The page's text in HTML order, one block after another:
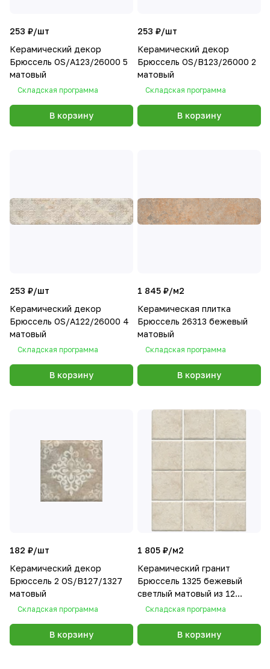
253 ₽/шт
Керамический декор
Брюссель OS/A123/26000 5
матовый
Складская программа
В корзину
253 ₽/шт
Керамический декор
Брюссель OS/B123/26000 2
матовый
Складская программа
В корзину
253 ₽/шт
Керамический декор
Брюссель OS/A122/26000 4
матовый
Складская программа
В корзину
1 845 ₽/м2
Керамическая плитка
Брюссель 26313 бежевый
матовый
Складская программа
В корзину
182 ₽/шт
Керамический декор
Брюссель 2 OS/B127/1327
матовый
Складская программа
В корзину
1 805 ₽/м2
Керамический гранит
Брюссель 1325 бежевый
светлый матовый из 12
частей 9,8х9,8
Складская программа
В корзину